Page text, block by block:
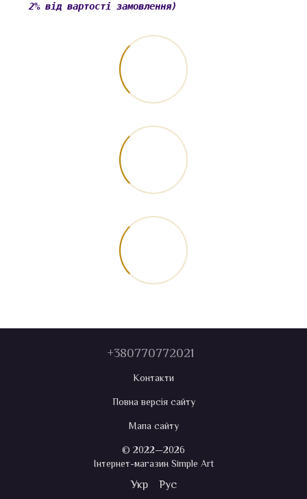
2% від вартості замовлення)
+380770772021
Контакти
Повна версія сайту
Мапа сайту
© 2022—2026
Інтернет-магазин Simple Art
Укр Рус